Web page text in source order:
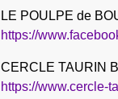
LE POULPE de
https://
CERCLE TAURIN
https://www.cercle-